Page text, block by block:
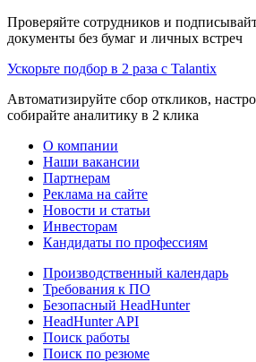
Проверяйте сотрудников и
документы без бумаг и личных встреч
Ускорьте подбор в 2 раза с Talantix
Автоматизируйте сбор откликов,
собирайте аналитику в 2 клика
О компании
Наши вакансии
Партнерам
Реклама на сайте
Новости и статьи
Инвесторам
Кандидаты по профессиям
Производственный календарь
Требования к ПО
Безопасный HeadHunter
HeadHunter API
Поиск работы
Поиск по резюме